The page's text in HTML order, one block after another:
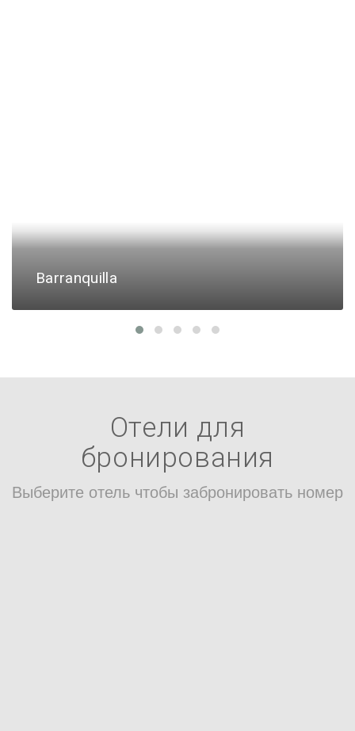
Barranquilla
Отели для
бронирования
Выберите отель чтобы забронировать номер